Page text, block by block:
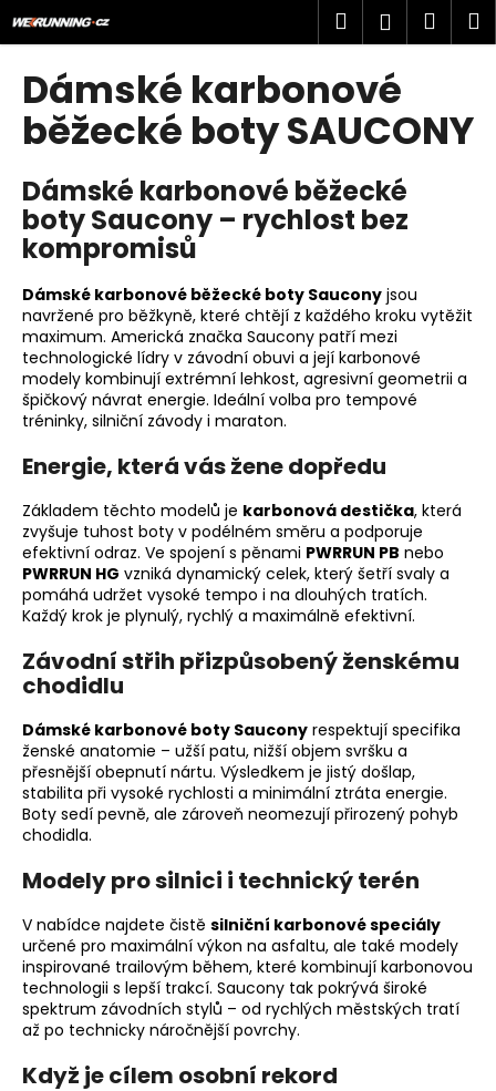
na
obsah
Hledat
Dámské karbonové
běžecké boty SAUCONY
Dámské karbonové běžecké
boty Saucony – rychlost bez
kompromisů
Dámské karbonové běžecké boty Saucony jsou
navržené pro běžkyně, které chtějí z každého kroku vytěžit
maximum. Americká značka Saucony patří mezi
technologické lídry v závodní obuvi a její karbonové
modely kombinují extrémní lehkost, agresivní geometrii a
špičkový návrat energie. Ideální volba pro tempové
tréninky, silniční závody i maraton.
Energie, která vás žene dopředu
Základem těchto modelů je karbonová destička, která
zvyšuje tuhost boty v podélném směru a podporuje
efektivní odraz. Ve spojení s pěnami PWRRUN PB nebo
PWRRUN HG vzniká dynamický celek, který šetří svaly a
pomáhá udržet vysoké tempo i na dlouhých tratích.
Každý krok je plynulý, rychlý a maximálně efektivní.
Závodní střih přizpůsobený ženskému
chodidlu
Dámské karbonové boty Saucony respektují specifika
ženské anatomie – užší patu, nižší objem svršku a
přesnější obepnutí nártu. Výsledkem je jistý došlap,
stabilita při vysoké rychlosti a minimální ztráta energie.
Boty sedí pevně, ale zároveň neomezují přirozený pohyb
chodidla.
Modely pro silnici i technický terén
V nabídce najdete čistě silniční karbonové speciály
určené pro maximální výkon na asfaltu, ale také modely
inspirované trailovým během, které kombinují karbonovou
technologii s lepší trakcí. Saucony tak pokrývá široké
spektrum závodních stylů – od rychlých městských tratí
až po technicky náročnější povrchy.
Když je cílem osobní rekord
K
o
C
o
p
o
t
ř
e
b
u
j
e
t
e
n
a
j
í
t
HLEDAT
D
o
p
o
r
u
č
u
j
e